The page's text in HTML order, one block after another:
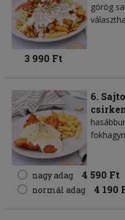
görög
3 990 Ft
6.
nagy adag 4 590 Ft
normál adag 4 190